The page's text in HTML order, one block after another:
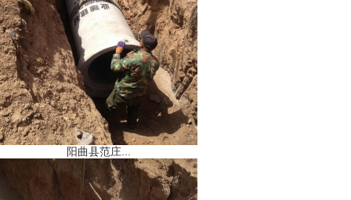
阳曲县范庄...